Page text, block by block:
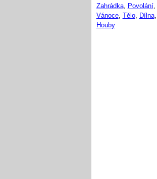
Zahrádka, Povolání,
Vánoce, Tělo, Dílna,
Houby